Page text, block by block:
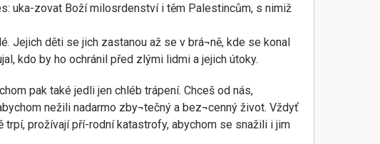
uka-zovat Boží milosrdenství i těm Palestincům, s nimiž
Jejich děti se jich zastanou až se v brá¬ně, kde se konal
kdo by ho ochránil před zlými lidmi a jejich útoky.
pak také jedli jen chléb trápení. Chceš od nás,
nežili nadarmo zby¬tečný a bez¬cenný život. Vždyť
prožívají pří-rodní katastrofy, abychom se snažili i jim